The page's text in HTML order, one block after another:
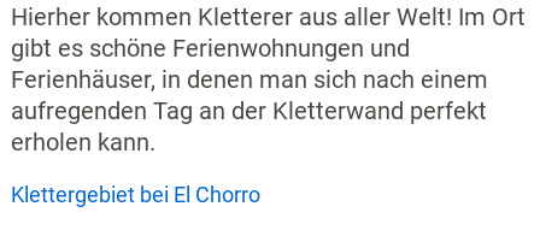
Hierher kommen Kletterer aus aller Welt! Im Ort
gibt es schöne Ferienwohnungen und
Ferienhäuser, in denen man sich nach einem
aufregenden Tag an der Kletterwand perfekt
erholen kann.
Klettergebiet bei El Chorro